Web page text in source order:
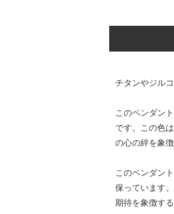
チタンやジル
このペンダン
です。この色
の心の絆を象
このペンダン
保っています
期待を象徴す